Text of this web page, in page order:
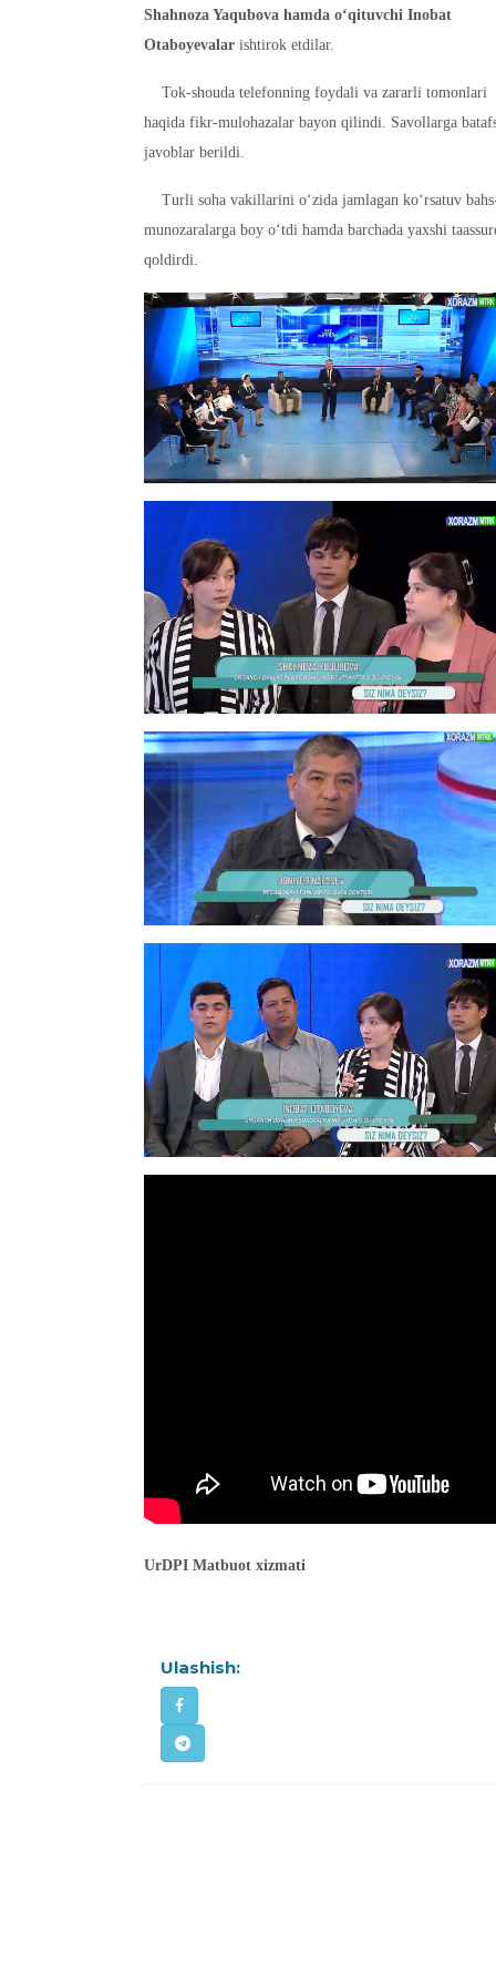
Shahnoza Yaqubova hamda o‘qituvchi Inobat
Otaboyevalar ishtirok etdilar.
Tok-shouda telefonning foydali va zararli tomonlari
haqida fikr-mulohazalar bayon qilindi. Savollarga
javoblar berildi.
Turli soha vakillarini o‘zida jamlagan ko‘rsatuv
munozaralarga boy o‘tdi hamda barchada yaxshi
qoldirdi.
UrDPI Matbuot xizmati
Ulashish: